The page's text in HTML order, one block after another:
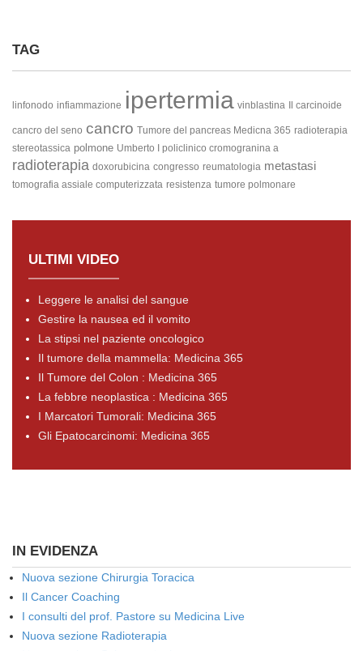
TAG
linfonodo infiammazione ipertermia vinblastina Il carcinoide
cancro del seno cancro Tumore del pancreas Medicna 365 radioterapia
stereotassica polmone Umberto I policlinico cromogranina a
radioterapia doxorubicina congresso reumatologia metastasi
tomografia assiale computerizzata resistenza tumore polmonare
ULTIMI VIDEO
Leggere le analisi del sangue
Gestire la nausea ed il vomito
La stipsi nel paziente oncologico
Il tumore della mammella: Medicina 365
Il Tumore del Colon : Medicina 365
La febbre neoplastica : Medicina 365
I Marcatori Tumorali: Medicina 365
Gli Epatocarcinomi: Medicina 365
IN EVIDENZA
Nuova sezione Chirurgia Toracica
Il Cancer Coaching
I consulti del prof. Pastore su Medicina Live
Nuova sezione Radioterapia